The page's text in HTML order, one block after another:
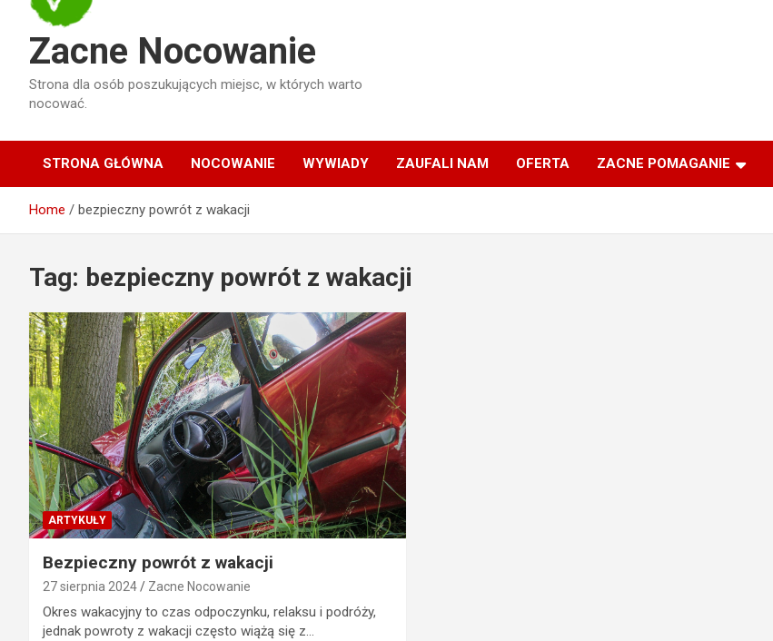
Zacne Nocowanie
Strona dla osób poszukujących miejsc, w których warto
nocować.
STRONA GŁÓWNA NOCOWANIE WYWIADY ZAUFALI NAM OFERTA ZACNE POMAGANIE
Home bezpieczny powrót z wakacji
Tag: bezpieczny powrót z wakacji
ARTYKUŁY
Bezpieczny powrót z wakacji
27 sierpnia 2024 Zacne Nocowanie
Okres wakacyjny to czas odpoczynku, relaksu i podróży,
jednak powroty z wakacji często wiążą się z…